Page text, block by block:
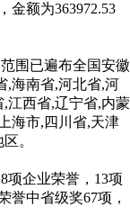
金额为363972.53
围已遍布全国安徽
,海南省,河北省,河
江西省,辽宁省,内蒙
海市,四川省,天津
。
项企业荣誉，13项
誉中省级奖67项，